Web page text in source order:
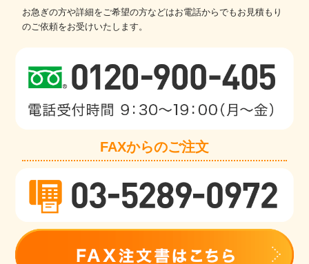
お急ぎの方や詳細をご希望の方などはお電話からでもお見積もり
のご依頼をお受けいたします。
FAXからのご注文